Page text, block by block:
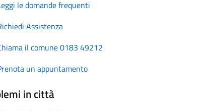
le domande frequenti
Assistenza
il comune 0183 49212
un appuntamento
in città